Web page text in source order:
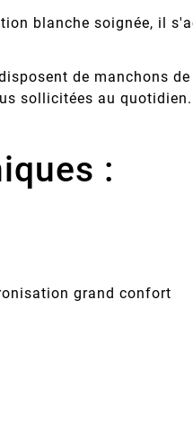
blanche soignée, il
de manchons
sollicitées au quotidien.
:
grand confort